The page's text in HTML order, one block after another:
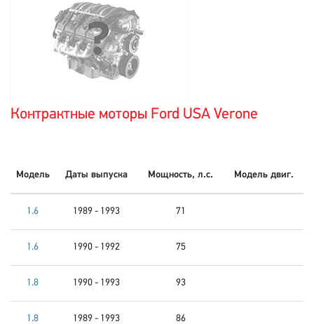
Контрактные моторы Ford USA Verone
Модель Даты выпуска Мощность, л.с. Модель двиг.
1.6 1989 - 1993 71
1.6 1990 - 1992 75
1.8 1990 - 1993 93
1.8 1989 - 1993 86